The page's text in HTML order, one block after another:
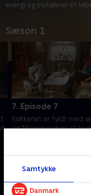
Samtykke
energi og installerer et
Sæson 1
7. Episode 7
Køkkenet er fyldt med
og Morran prøver at
Andre så også